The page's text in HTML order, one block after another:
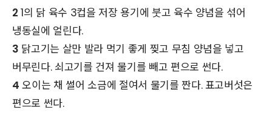
2 1의 닭 육수 3컵을 저장 용기에 붓고 육수 양념을 섞어
냉동실에 얼린다.
3 닭고기는 살만 발라 먹기 좋게 찢고 무침 양념을 넣고
버무린다. 쇠고기를 건져 물기를 빼고 편으로 썬다.
4 오이는 채 썰어 소금에 절여서 물기를 짠다. 표고버섯은
편으로 썬다.